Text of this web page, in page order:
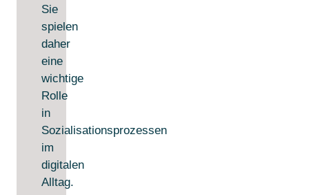
Sie
spielen
daher
eine
wichtige
Rolle
in
Sozialisationsprozessen
im
digitalen
Alltag.